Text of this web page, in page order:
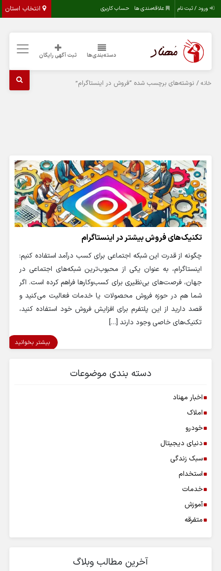
انتخاب استان ورود / ثبت نام علاقه‌مندی ها حساب کاربری
دسته‌بندی‌ها ثبت آگهی رایگان
خانه / نوشته‌های برچسب شده “فروش در اینستاگرام”
تکنیک‌های فروش بیشتر در اینستاگرام
چگونه از قدرت این شبکه اجتماعی برای کسب درآمد استفاده کنیم:
اینستاگرام، به عنوان یکی از محبوب‌ترین شبکه‌های اجتماعی در
جهان، فرصت‌های بی‌نظیری برای کسب‌وکارها فراهم کرده است. اگر
شما هم در حوزه فروش محصولات یا خدمات فعالیت می‌کنید و
قصد دارید از این پلتفرم برای افزایش فروش خود استفاده کنید،
تکنیک‌های خاصی وجود دارند […]
بیشتر بخوانید
دسته بندی موضوعات
اخبار مهناد
املاک
خودرو
دنیای دیجیتال
سبک زندگی
استخدام
خدمات
آموزش
متفرقه
آخرین مطالب وبلاگ